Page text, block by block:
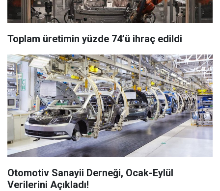
Toplam üretimin yüzde 74’ü ihraç edildi
Otomotiv Sanayii Derneği, Ocak-Eylül
Verilerini Açıkladı!